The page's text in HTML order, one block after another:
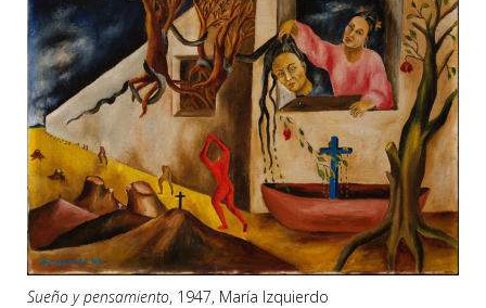
Sueño y pensamiento, 1947, María Izquierdo